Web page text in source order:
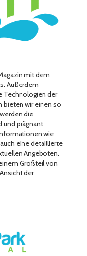
mit dem
Außerdem
Technologien der
bieten wir einen so
die
und prägnant
wie
eine detaillierte
Angeboten.
Großteil von
der